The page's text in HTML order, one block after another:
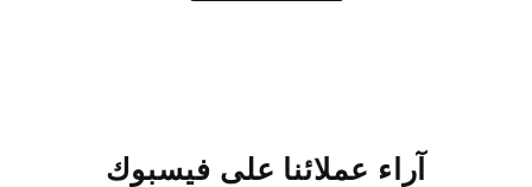
آراء عملائنا على فيسبوك